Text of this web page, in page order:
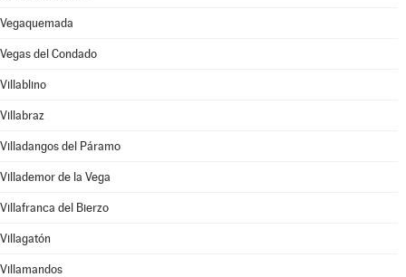
Vegaquemada
Vegas del Condado
Villablino
Villabraz
Villadangos del Páramo
Villademor de la Vega
Villafranca del Bierzo
Villagatón
Villamandos